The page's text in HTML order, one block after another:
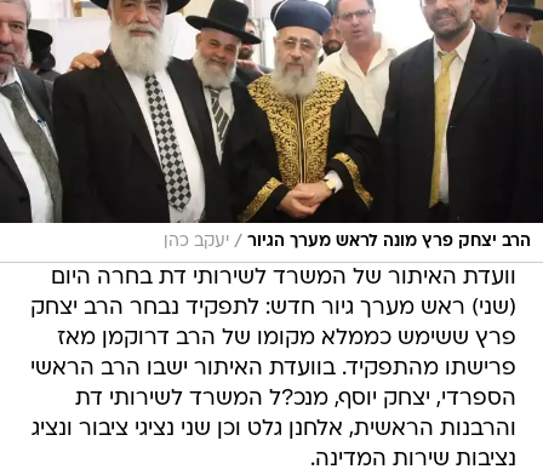
הרב יצחק פרץ מונה לראש מערך הגיור / יעקב כהן
וועדת האיתור של המשרד לשירותי דת בחרה היום
(שני) ראש מערך גיור חדש: לתפקיד נבחר הרב יצחק
פרץ ששימש כממלא מקומו של הרב דרוקמן מאז
פרישתו מהתפקיד. בוועדת האיתור ישבו הרב הראשי
הספרדי, יצחק יוסף, מנכ?ל המשרד לשירותי דת
והרבנות הראשית, אלחנן גלט וכן שני נציגי ציבור ונציג
נציבות שירות המדינה.